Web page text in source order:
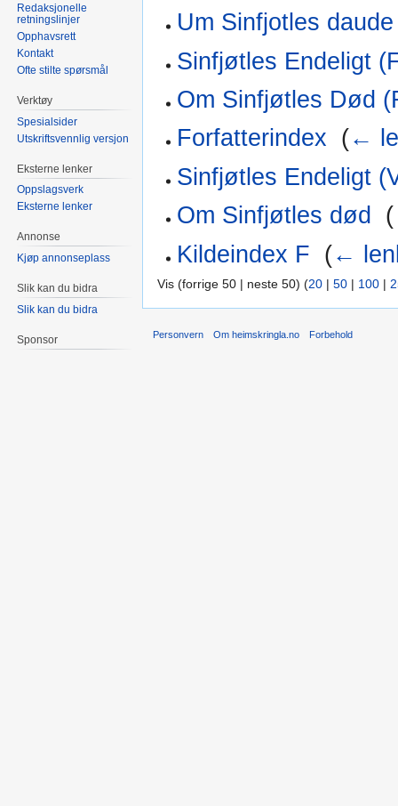
Um Sinfjotles daude
Sinfjøtles Endeligt
Om Sinfjøtles Død
Forfatterindex (←
Sinfjøtles Endeligt
Om Sinfjøtles død
(
Kildeindex F (←
Vis (forrige 50 | neste 50) (20 | 50 | 100 |
Redaksjonelle
retningslinjer
Opphavsrett
Kontakt
Ofte stilte spørsmål
Verktøy
Spesialsider
Utskriftsvennlig versjon
Eksterne lenker
Oppslagsverk
Eksterne lenker
Annonse
Kjøp annonseplass
Slik kan du bidra
Slik kan du bidra
Sponsor Personvern Om heimskringla.no Forbehold